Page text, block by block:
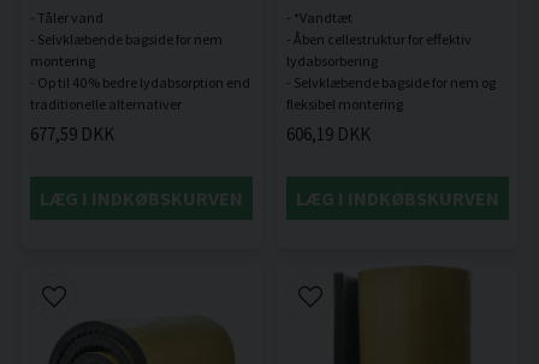
- Tåler vand
- Selvklæbende bagside for nem
montering
- Op til 40 % bedre lydabsorption end
677,59 DKK
LÆG I INDKØBSKURVEN
- *Vandtæt
- Åben cellestruktur for effektiv
lydabsorbering
- Selvklæbende bagside for nem og
606,19 DKK
LÆG I INDKØBSKURVEN